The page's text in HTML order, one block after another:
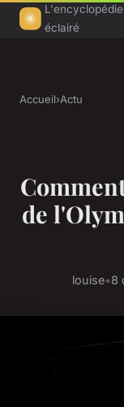
éclairé
Accueil›Actu
de
louise•8